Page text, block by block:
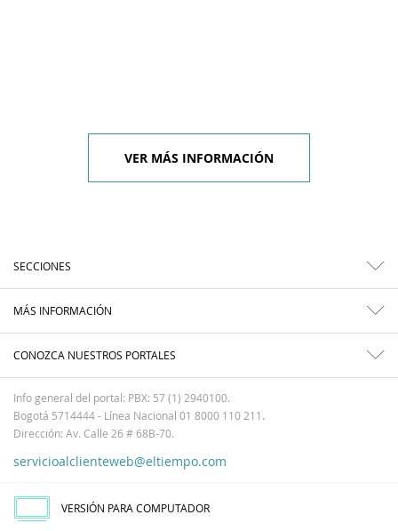
VER MÁS INFORMACIÓN
SECCIONES
MÁS INFORMACIÓN
CONOZCA NUESTROS PORTALES
Info general del portal: PBX: 57 (1) 2940100.
Bogotá 5714444 - Línea Nacional 01 8000 110 211.
Dirección: Av. Calle 26 # 68B-70.
servicioalclienteweb@eltiempo.com
VERSIÓN PARA COMPUTADOR